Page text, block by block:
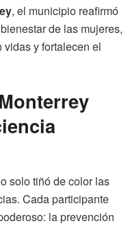
, el municipio reafirmó
de las mujeres,
y fortalecen el
solo tiñó de color las
Cada participante
la prevención